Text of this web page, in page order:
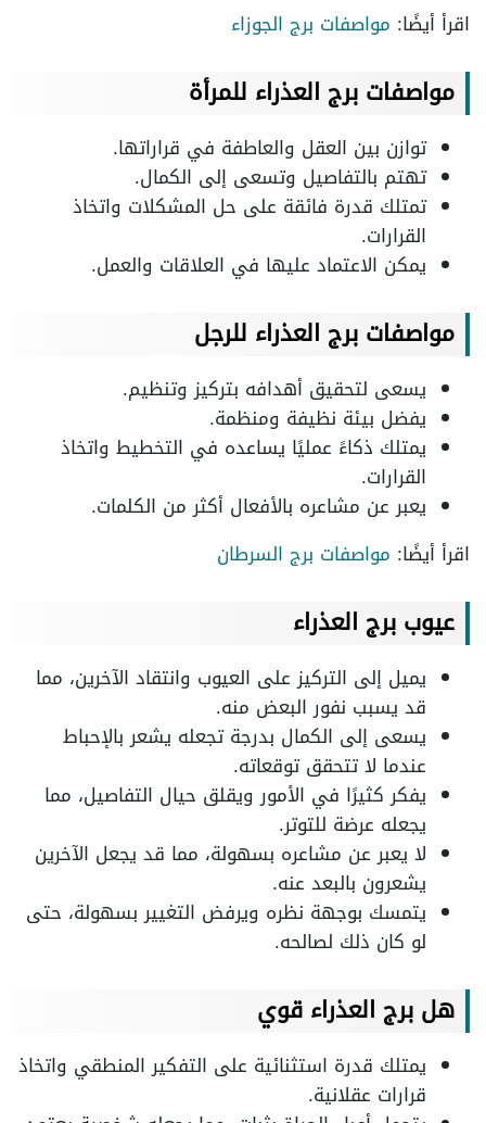
اقرأ أيضًا: مواصفات برج الجوزاء
مواصفات برج العذراء للمرأة
توازن بين العقل والعاطفة في قراراتها.
تهتم بالتفاصيل وتسعى إلى الكمال.
تمتلك قدرة فائقة على حل المشكلات واتخاذ
القرارات.
يمكن الاعتماد عليها في العلاقات والعمل.
مواصفات برج العذراء للرجل
يسعى لتحقيق أهدافه بتركيز وتنظيم.
يفضل بيئة نظيفة ومنظمة.
يمتلك ذكاءً عمليًا يساعده في التخطيط واتخاذ
القرارات.
يعبر عن مشاعره بالأفعال أكثر من الكلمات.
اقرأ أيضًا: مواصفات برج السرطان
عيوب برج العذراء
يميل إلى التركيز على العيوب وانتقاد الآخرين، مما
قد يسبب نفور البعض منه.
يسعى إلى الكمال بدرجة تجعله يشعر بالإحباط
عندما لا تتحقق توقعاته.
يفكر كثيرًا في الأمور ويقلق حيال التفاصيل، مما
يجعله عرضة للتوتر.
لا يعبر عن مشاعره بسهولة، مما قد يجعل الآخرين
يشعرون بالبعد عنه.
يتمسك بوجهة نظره ويرفض التغيير بسهولة، حتى
لو كان ذلك لصالحه.
هل برج العذراء قوي
يمتلك قدرة استثنائية على التفكير المنطقي واتخاذ
قرارات عقلانية.